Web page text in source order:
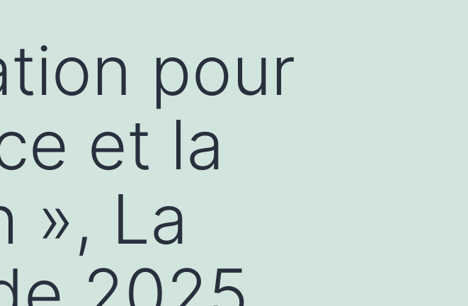
pour
et la
», La